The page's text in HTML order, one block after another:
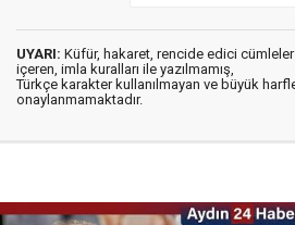
UYARI: Küfür, hakaret, rencide edici cümleler
içeren, imla kuralları ile yazılmamış,
Türkçe karakter kullanılmayan ve büyük
onaylanmamaktadır.